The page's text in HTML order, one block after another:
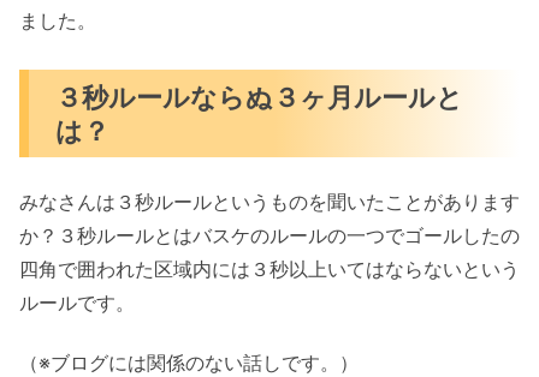
ました。
３秒ルールならぬ３ヶ月ルールと
は？
みなさんは３秒ルールというものを聞いたことがあります
か？３秒ルールとはバスケのルールの一つでゴールしたの
四角で囲われた区域内には３秒以上いてはならないという
ルールです。
（※ブログには関係のない話しです。）